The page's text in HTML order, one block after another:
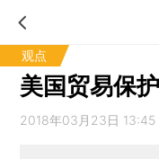
观点
美国贸易保
2018年03月23日 13:45